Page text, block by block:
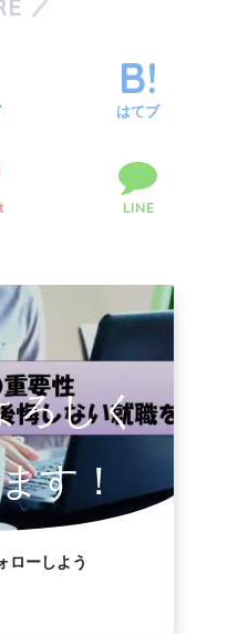
はてブ
LINE
ろしく
す！
ローしよう